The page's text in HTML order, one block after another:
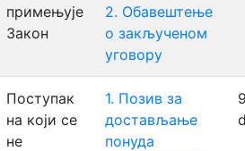
примењује
Закон
2. Обавештење
о закљученом
уговору
Поступак
на који се
не
1. Позив за
достављање
понуда